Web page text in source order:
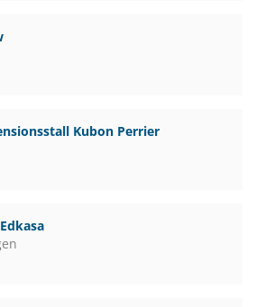
Kubon Perrier